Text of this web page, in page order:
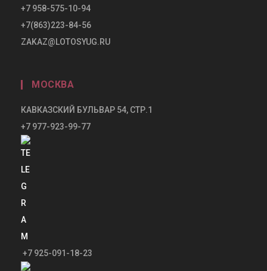
+7 958-575-10-94
+7(863)223-84-56
ZAKAZ@LOTOSYUG.RU
МОСКВА
КАВКАЗСКИЙ БУЛЬВАР 54, СТР.1
+7 977-923-99-77
+7 925-091-18-23